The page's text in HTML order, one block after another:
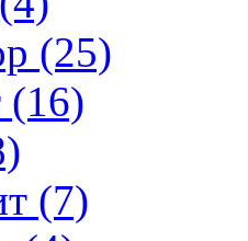
(25)
(16)
(7)